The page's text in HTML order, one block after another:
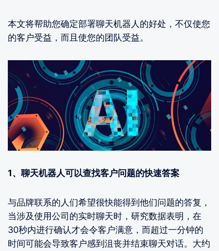
本文将帮助您确定部署聊天机器人的好处，不仅使您
的客户受益，而且使您的团队受益。
1、聊天机器人可以查找客户问题的快速答案
与品牌联系的人们希望很快能得到他们问题的答复，
当涉及使用公司的实时聊天时，研究数据表明，在
30秒内进行确认才会令客户满意，而超过一分钟的
时间可能会导致客户感到沮丧并结束聊天对话。大约